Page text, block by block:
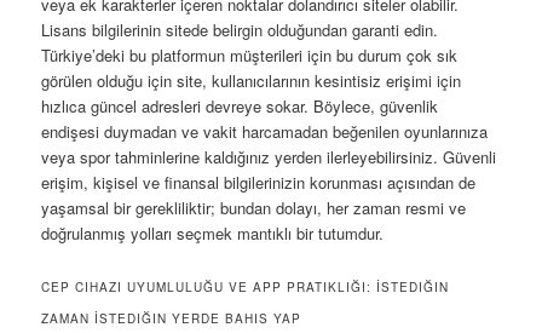
Lisans bilgilerinin sitede belirgin olduğundan garanti edin.
Türkiye’deki bu platformun müşterileri için bu durum çok sık
görülen olduğu için site, kullanıcılarının kesintisiz erişimi için
hızlıca güncel adresleri devreye sokar. Böylece, güvenlik
endişesi duymadan ve vakit harcamadan beğenilen oyunlarınıza
veya spor tahminlerine kaldığınız yerden ilerleyebilirsiniz. Güvenli
erişim, kişisel ve finansal bilgilerinizin korunması açısından de
yaşamsal bir gerekliliktir; bundan dolayı, her zaman resmi ve
doğrulanmış yolları seçmek mantıklı bir tutumdur.
CEP CIHAZI UYUMLULUĞU VE APP PRATIKLIĞI: İSTEDIĞIN
ZAMAN İSTEDIĞIN YERDE BAHIS YAP